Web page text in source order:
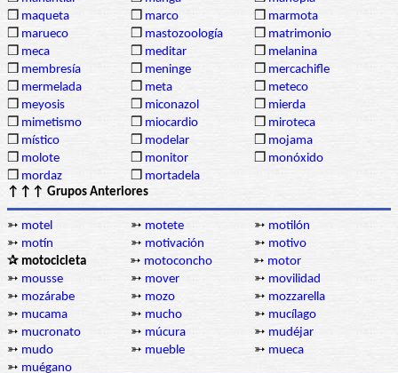
❒ maqueta ❒ marco ❒ marmota
❒ marueco ❒ mastozoología ❒ matrimonio
❒ meca ❒ meditar ❒ melanina
❒ membresía ❒ meninge ❒ mercachifle
❒ mermelada ❒ meta ❒ meteco
❒ meyosis ❒ miconazol ❒ mierda
❒ mimetismo ❒ miocardio ❒ miroteca
❒ místico ❒ modelar ❒ mojama
❒ molote ❒ monitor ❒ monóxido
❒ mordaz ❒ mortadela
↑↑↑ Grupos Anteriores
➳ motel ➳ motete ➳ motilón
➳ motín ➳ motivación ➳ motivo
✰ motocicleta
➳ motoconcho ➳ motor
➳ mousse ➳ mover ➳ movilidad
➳ mozárabe ➳ mozo ➳ mozzarella
➳ mucama ➳ mucho ➳ mucílago
➳ mucronato ➳ múcura ➳ mudéjar
➳ mudo ➳ mueble ➳ mueca
➳ muégano